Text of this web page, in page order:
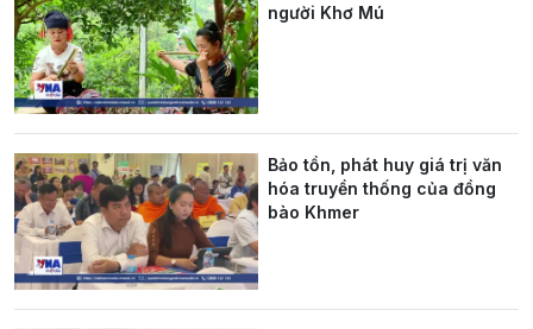
người Khơ Mú
Bảo tồn, phát huy giá trị văn
hóa truyền thống của đồng
bào Khmer